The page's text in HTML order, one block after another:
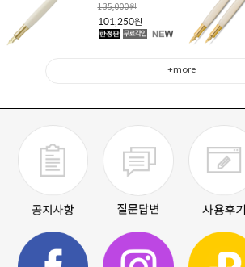
135,000원
101,250원
+more